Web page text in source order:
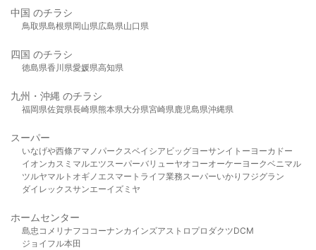
中国 のチラシ
鳥取県島根県岡山県広島県山口県
四国 のチラシ
徳島県香川県愛媛県高知県
九州・沖縄 のチラシ
福岡県佐賀県長崎県熊本県大分県宮崎県鹿児島県沖縄県
スーパー
いなげや西條アマノパークスベイシア ビッグヨーサンイトーヨーカドー
イオンカスミ マルエツスーパーバリューヤオコーオーケー ヨークベニマル
ツルヤマルト オギノ エスマート ライフ業務スーパーいかり フジグラン
ダイレックスサンエーイズミヤ
ホームセンター
島忠 コメリ ナフコ コーナンカインズアストロプロダクツDCM
ジョイフル本田